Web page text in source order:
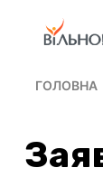
ГОЛОВНА